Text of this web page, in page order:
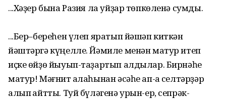
...Хәҙер бына Разия ла уйҙар төпкөленә сумды.
...Бер–береһен үлеп яратып йәшәп киткән
йәштәргә күңелле. Йәмиле менән матур итеп
иҫке өйҙө йыуып-таҙартып алдылар. Бирнәһе
матур! Мәғнит ҡалаһынан әсәһе ап-аҡ селтәрҙәр
алып ҡайтты. Туй бүләгенә урын-ер, сепрәк-